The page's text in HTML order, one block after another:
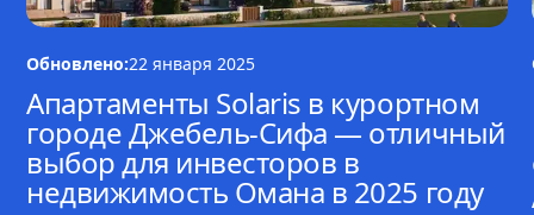
Обновлено:22 января 2025
Апартаменты Solaris в курортном
городе Джебель-Сифа — отличный
выбор для инвесторов в
недвижимость Омана в 2025 году